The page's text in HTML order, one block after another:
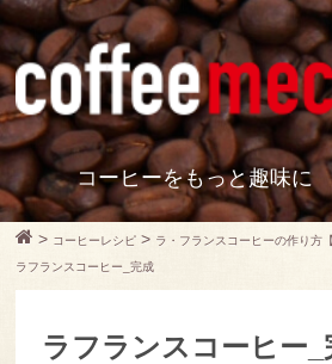
コーヒーをもっと趣味に
> コーヒーレシピ > ラ・フランスコーヒーの作り方
ラフランスコーヒー_完成
ラフランスコーヒー_